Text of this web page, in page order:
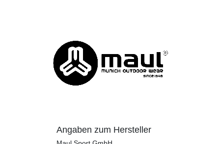
Angaben zum Hersteller